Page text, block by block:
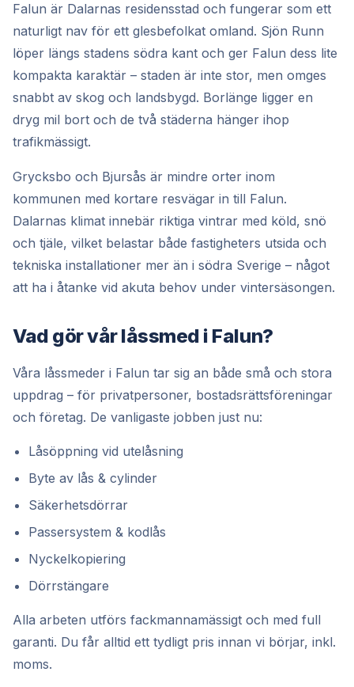
Falun är Dalarnas residensstad och fungerar som ett
naturligt nav för ett glesbefolkat omland. Sjön Runn
löper längs stadens södra kant och ger Falun dess lite
kompakta karaktär – staden är inte stor, men omges
snabbt av skog och landsbygd. Borlänge ligger en
dryg mil bort och de två städerna hänger ihop
trafikmässigt.
Grycksbo och Bjursås är mindre orter inom
kommunen med kortare resvägar in till Falun.
Dalarnas klimat innebär riktiga vintrar med köld, snö
och tjäle, vilket belastar både fastigheters utsida och
tekniska installationer mer än i södra Sverige – något
att ha i åtanke vid akuta behov under vintersäsongen.
Vad gör vår låssmed i Falun?
Våra låssmeder i Falun tar sig an både små och stora
uppdrag – för privatpersoner, bostadsrättsföreningar
och företag. De vanligaste jobben just nu:
Låsöppning vid utelåsning
Byte av lås & cylinder
Säkerhetsdörrar
Passersystem & kodlås
Nyckelkopiering
Dörrstängare
Alla arbeten utförs fackmannamässigt och med full
garanti. Du får alltid ett tydligt pris innan vi börjar, inkl.
moms.